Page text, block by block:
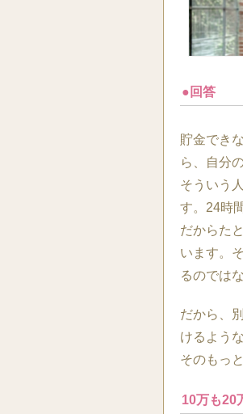
●回答
貯金でき
ら、自分
そういう
す。24時
だからた
います。
るのでは
だから、
けるよう
そのもっ
10万も20